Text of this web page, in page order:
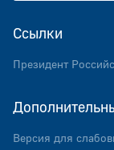
Ссылки
Президент
Версия для